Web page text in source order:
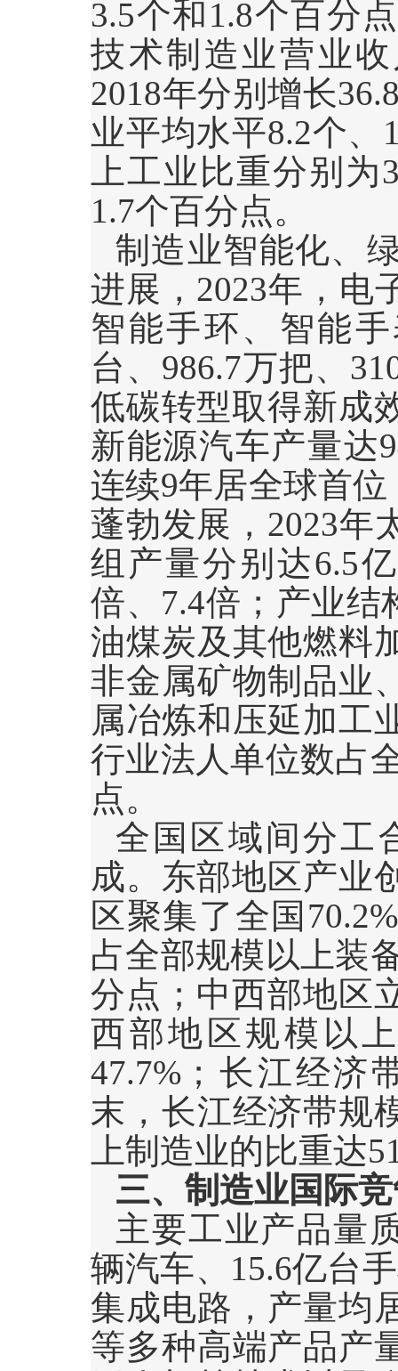
3.5个和1.8个百分
技术制造业营业
2018年分别增长
业平均水平8.2个、
上工业比重分别为
1.7个百分点。
制造业智能化、
进展， 2023年，电
智能手环、智能
台、 986.7万把、
低碳转型取得新成
新能源汽车产量达
连续9年居全球首
蓬勃发展， 2023年
组产量分别达6.5
倍、 7.4倍；产业结
油煤炭及其他燃料
非金属矿物制品业
属冶炼和压延加工
行业法人单位数占
点。
全国区域间分工
成。东部地区产业
区聚集了全国 70.2%
占全部规模以上装
分点；中西部地区
西部地区规模以
47.7% ；长江经济
末，长江经济带规
上制造业的比重达
三、制造业国际
主要工业产品量
辆汽车、 15.6亿台
集成电路，产量均
等多种高端产品产